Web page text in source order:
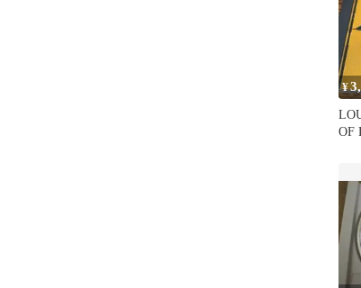
¥
OF